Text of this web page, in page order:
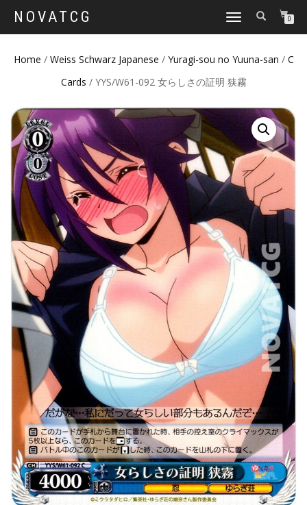
NOVATCG
TOGGLE
0
Home / Weiss Schwarz Japanese / Yuragi-sou no Yuuna-san / C
Cards / YYS/W61-092 女らしさの証明 狭霧